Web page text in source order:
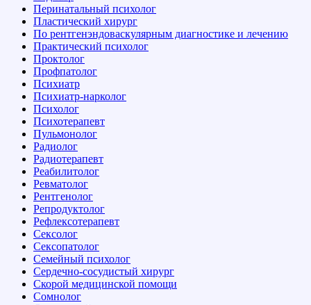
Перинатальный психолог
Пластический хирург
По рентгенэндоваскулярным диагностике и лечению
Практический психолог
Проктолог
Профпатолог
Психиатр
Психиатр-нарколог
Психолог
Психотерапевт
Пульмонолог
Радиолог
Радиотерапевт
Реабилитолог
Ревматолог
Рентгенолог
Репродуктолог
Рефлексотерапевт
Сексолог
Сексопатолог
Семейный психолог
Сердечно-сосудистый хирург
Скорой медицинской помощи
Сомнолог